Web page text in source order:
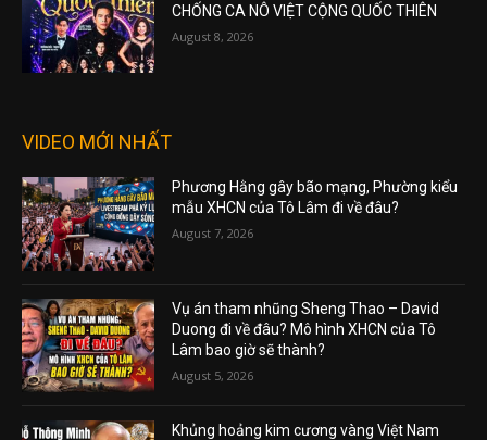
CHỐNG CA NÔ VIỆT CỘNG QUỐC THIÊN
August 8, 2026
VIDEO MỚI NHẤT
Phương Hằng gây bão mạng, Phường kiểu
mẫu XHCN của Tô Lâm đi về đâu?
August 7, 2026
Vụ án tham nhũng Sheng Thao – David
Duong đi về đâu? Mô hình XHCN của Tô
Lâm bao giờ sẽ thành?
August 5, 2026
Khủng hoảng kim cương vàng Việt Nam